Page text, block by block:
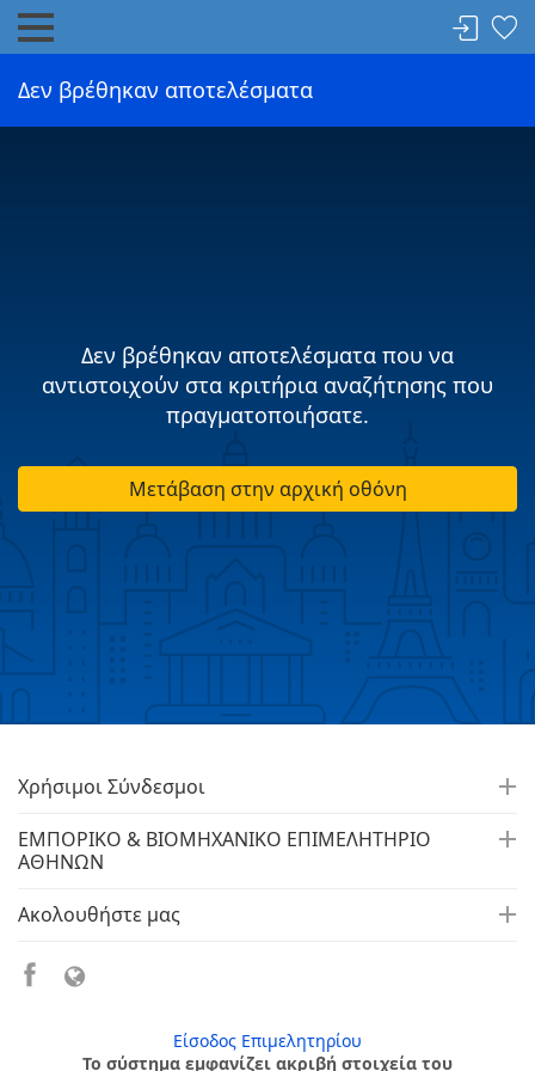
Δεν βρέθηκαν αποτελέσματα
Δεν βρέθηκαν αποτελέσματα που να
αντιστοιχούν στα κριτήρια αναζήτησης που
πραγματοποιήσατε.
Μετάβαση στην αρχική οθόνη
Χρήσιμοι Σύνδεσμοι
ΕΜΠΟΡΙΚΟ & ΒΙΟΜΗΧΑΝΙΚΟ ΕΠΙΜΕΛΗΤΗΡΙΟ
ΑΘΗΝΩΝ
Ακολουθήστε μας
Είσοδος Επιμελητηρίου
Το σύστημα εμφανίζει ακριβή στοιχεία του